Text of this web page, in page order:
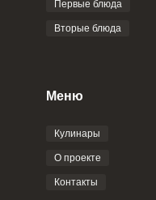
Отправляя эту
соглашением
Первые блюда
Вторые блюда
Меню
Кулинары
О проекте
Контакты